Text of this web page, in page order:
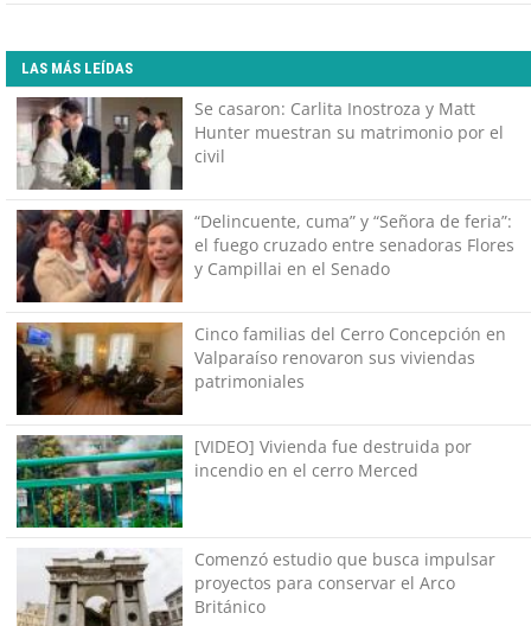
LAS MÁS LEÍDAS
Se casaron: Carlita Inostroza y Matt
Hunter muestran su matrimonio por el
civil
“Delincuente, cuma” y “Señora de feria”:
el fuego cruzado entre senadoras Flores
y Campillai en el Senado
Cinco familias del Cerro Concepción en
Valparaíso renovaron sus viviendas
patrimoniales
[VIDEO] Vivienda fue destruida por
incendio en el cerro Merced
Comenzó estudio que busca impulsar
proyectos para conservar el Arco
Británico